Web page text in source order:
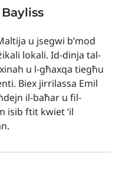
u jsegwi b’mod
lokali. Id-dinja tal-
u l-għaxqa tiegħu
Biex jirrilassa Emil
il-baħar u fil-
isib ftit kwiet ’il